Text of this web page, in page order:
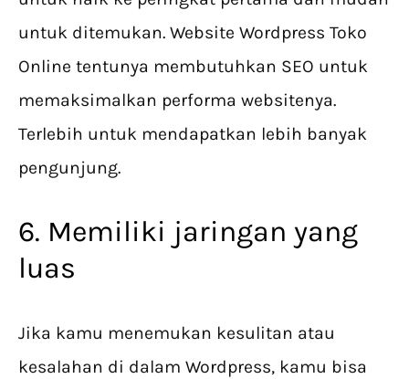
untuk ditemukan. Website Wordpress Toko
Online tentunya membutuhkan SEO untuk
memaksimalkan performa websitenya.
Terlebih untuk mendapatkan lebih banyak
pengunjung.
6. Memiliki jaringan yang
luas
Jika kamu menemukan kesulitan atau
kesalahan di dalam Wordpress, kamu bisa